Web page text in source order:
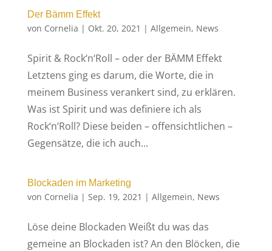
Der Bämm Effekt
von Cornelia | Okt. 20, 2021 | Allgemein, News
Spirit & Rock‘n‘Roll – oder der BÄMM Effekt
Letztens ging es darum, die Worte, die in
meinem Business verankert sind, zu erklären.
Was ist Spirit und was definiere ich als
Rock‘n‘Roll? Diese beiden – offensichtlichen –
Gegensätze, die ich auch...
Blockaden im Marketing
von Cornelia | Sep. 19, 2021 | Allgemein, News
Löse deine Blockaden Weißt du was das
gemeine an Blockaden ist? An den Blöcken, die